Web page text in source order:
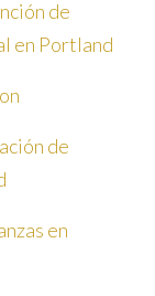
de
en Portland
de
en